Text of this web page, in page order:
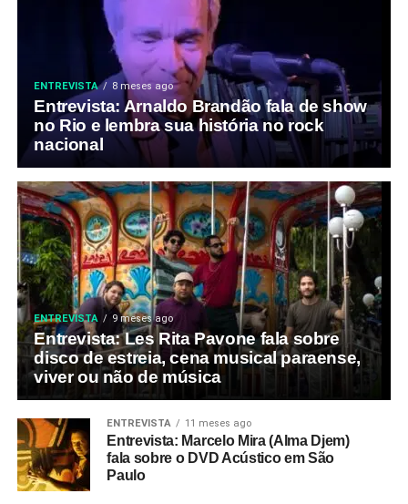
ENTREVISTA 8 meses ago
Entrevista: Arnaldo Brandão fala de show
no Rio e lembra sua história no rock
nacional
ENTREVISTA 9 meses ago
Entrevista: Les Rita Pavone fala sobre
disco de estreia, cena musical paraense,
viver ou não de música
ENTREVISTA 11 meses ago
Entrevista: Marcelo Mira (Alma Djem)
fala sobre o DVD Acústico em São
Paulo